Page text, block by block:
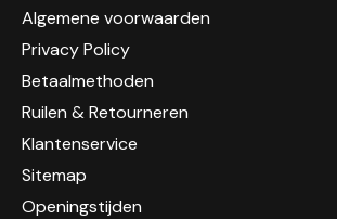
Algemene voorwaarden
Privacy Policy
Betaalmethoden
Ruilen & Retourneren
Klantenservice
Sitemap
Openingstijden